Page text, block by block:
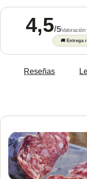
4,5/5Valoración
🚚 Entrega
Reseñas